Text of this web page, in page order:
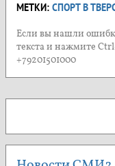
МЕТКИ: СПОРТ В
Если вы нашли
текста и нажмите
+79201501000